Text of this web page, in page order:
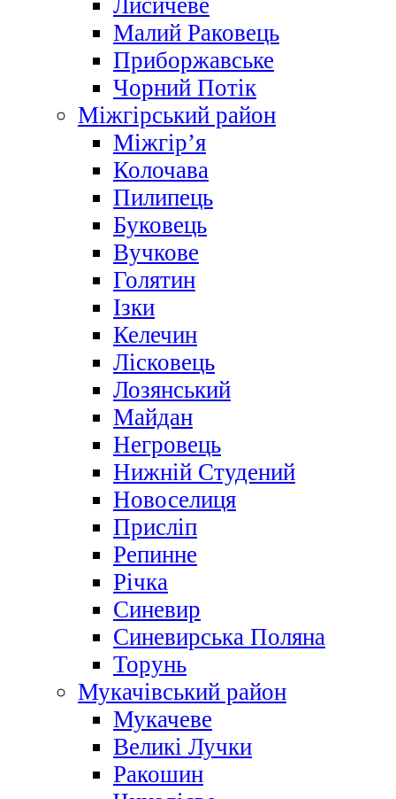
Лисичеве
Малий Раковець
Приборжавське
Чорний Потік
Міжгірський район
Міжгір’я
Колочава
Пилипець
Буковець
Вучкове
Голятин
Ізки
Келечин
Лісковець
Лозянський
Майдан
Негровець
Нижній Студений
Новоселиця
Присліп
Репинне
Річка
Синевир
Синевирська Поляна
Торунь
Мукачівський район
Мукачеве
Великі Лучки
Ракошин